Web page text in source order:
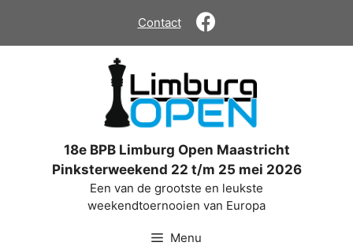
de
Contact
18e BPB Limburg Open Maastricht
Pinksterweekend 22 t/m 25 mei 2026
Een van de grootste en leukste
weekendtoernooien van Europa
Menu